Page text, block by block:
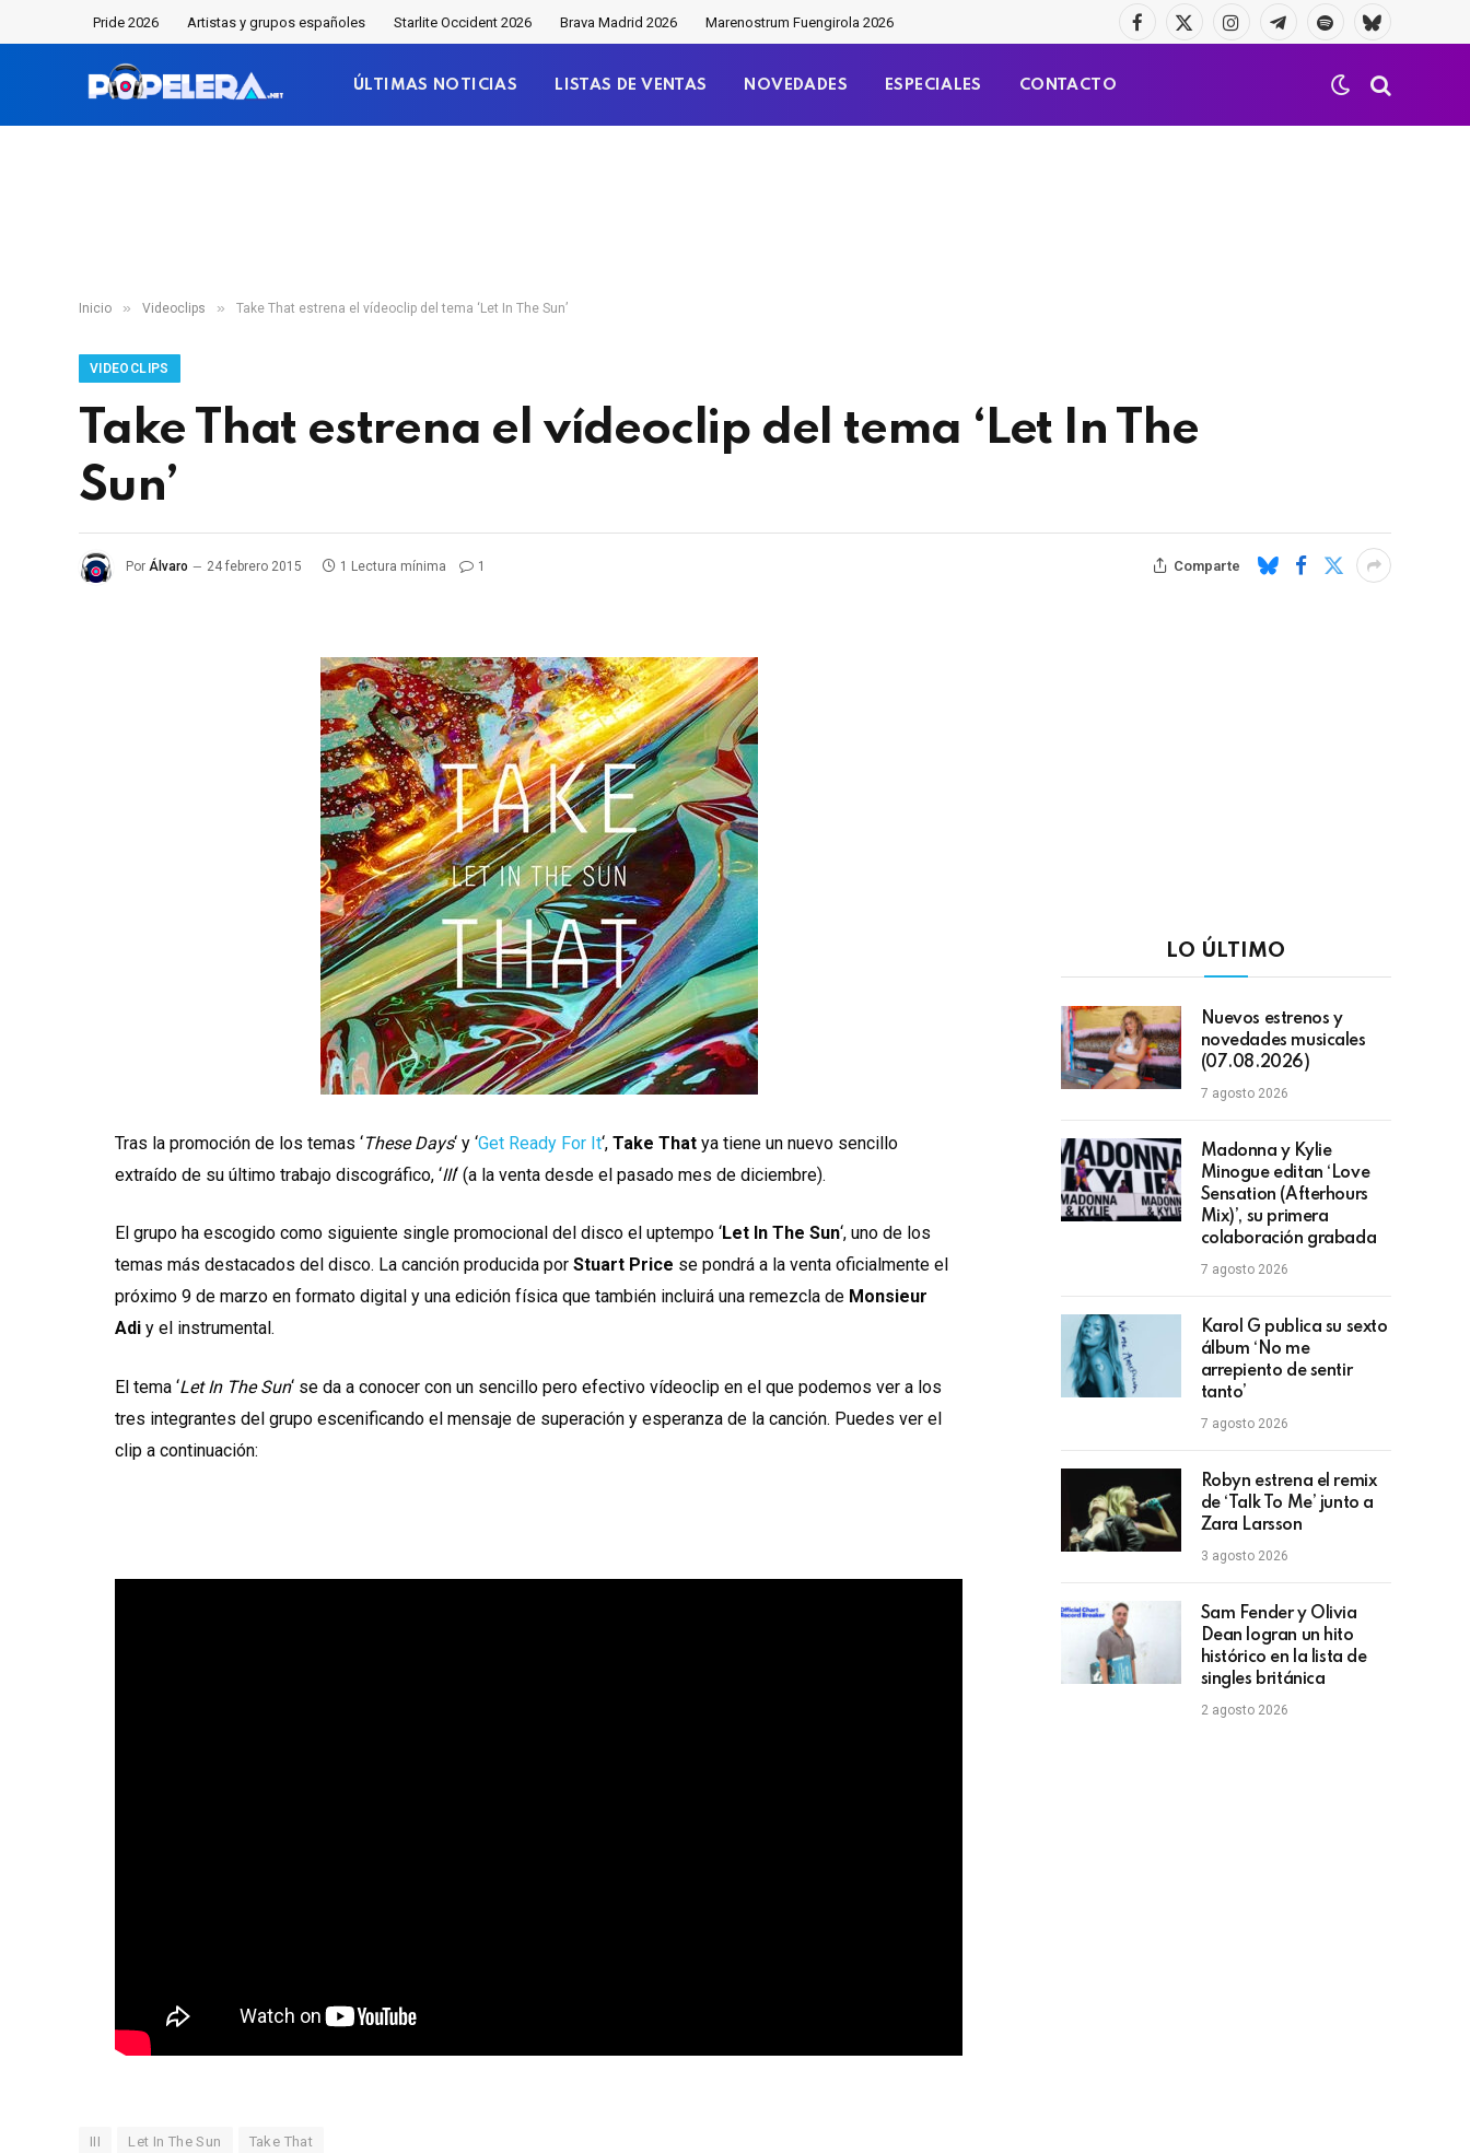
Pride 2026 Artistas y grupos españoles Starlite Occident 2026 Brava Madrid 2026 Marenostrum Fuengirola 2026
Facebook
X
InstagramTelegramaSpotifyBluesky
ÚLTIMAS NOTICIAS LISTAS DE VENTAS NOVEDADES ESPECIALES CONTACTO
Inicio » Videoclips » Take That estrena el vídeoclip del tema ‘Let In The Sun’
VIDEOCLIPS
Take That estrena el vídeoclip del tema ‘Let In The
Sun’
Por Álvaro 24 febrero 2015 1 Lectura mínima 1 Comparte
Tras la promoción de los temas ‘These Days‘ y ‘Get Ready For It‘,Take That ya tiene un nuevo sencillo
extraído de su último trabajo discográfico, ‘III‘ (a la venta desde el pasado mes de diciembre).
El grupo ha escogido como siguiente single promocional del disco el uptempo ‘Let In The Sun‘, uno de los
temas más destacados del disco. La canción producida porStuart Price se pondrá a la venta oficialmente el
próximo 9 de marzo en formato digital y una edición física que también incluirá una remezcla de Monsieur
Adi y el instrumental.
El tema ‘Let In The Sun‘ se da a conocer con un sencillo pero efectivo vídeoclip en el que podemos ver a los
tres integrantes del grupo escenificando el mensaje de superación y esperanza de la canción. Puedes ver el
clip a continuación:
III Let In The Sun Take That
LO ÚLTIMO
Nuevos estrenos y
novedades musicales
(07.08.2026)
7 agosto 2026
Madonna y Kylie
Minogue editan ‘Love
Sensation (Afterhours
Mix)’, su primera
colaboración grabada
7 agosto 2026
Karol G publica su sexto
álbum ‘No me
arrepiento de sentir
tanto’
7 agosto 2026
Robyn estrena el remix
de ‘Talk To Me’ junto a
Zara Larsson
3 agosto 2026
Sam Fender y Olivia
Dean logran un hito
histórico en la lista de
singles británica
2 agosto 2026